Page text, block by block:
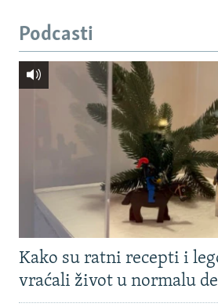
Podcasti
Kako su ratni recepti i
vraćali život u normalu